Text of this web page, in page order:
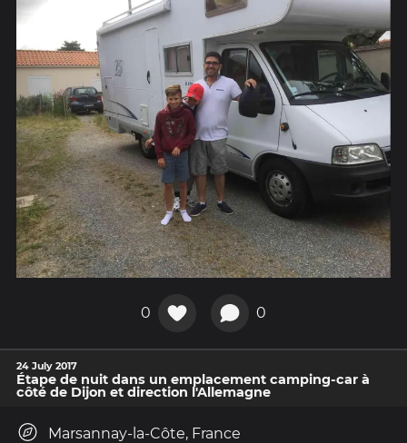
0 0
24 July 2017
Étape de nuit dans un emplacement camping-car à
côté de Dijon et direction l'Allemagne
Marsannay-la-Côte, France